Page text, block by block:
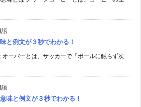
語
と例文が３秒でわかる！
オーバーとは、サッカーで「ボールに触らず次
語
味と例文が３秒でわかる！